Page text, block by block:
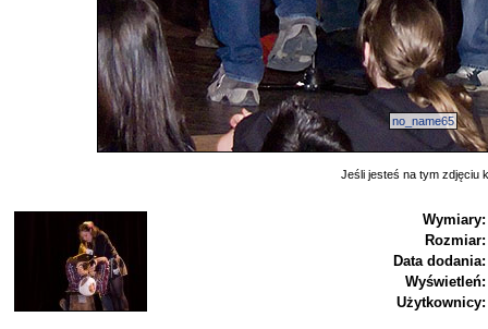
no_name65
Jeśli jesteś na tym zdjęciu
Wymiary:
Rozmiar:
Data dodania:
Wyświetleń:
Użytkownicy: